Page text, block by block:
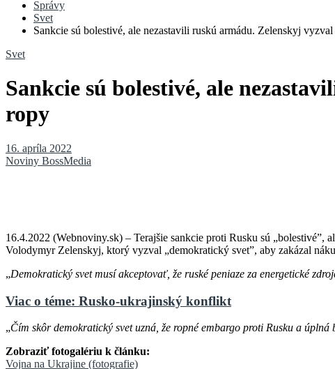
Správy
Svet
Sankcie sú bolestivé, ale nezastavili ruskú armádu. Zelenskyj
Svet
Sankcie sú bolestivé, ale
ropy
16. apríla 2022
Noviny BossMedia
16.4.2022 (Webnoviny.sk) – Terajšie sankcie proti Rusku sú
Volodymyr Zelenskyj, ktorý vyzval „demokratický svet”, aby zakázal
„Demokratický svet musí akceptovať, že ruské peniaze za energetické
Viac o téme: Rusko-ukrajinský konflikt
„Čím skôr demokratický svet uzná, že ropné embargo proti Rusku a
Zobraziť fotogalériu k článku:
Vojna na Ukrajine (fotografie)